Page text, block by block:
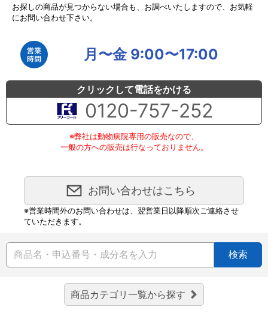
お探しの商品が見つからない場合も、お調べいたしますので、お気軽
にお問い合わせ下さい。
月〜金 9:00〜17:00
クリックして電話をかける
0120-757-252
※弊社は動物病院専用の販売なので、
一般の方への販売は行なっておりません。
お問い合わせはこちら
※営業時間外のお問い合わせは、翌営業日以降順次ご連絡させ
ていただきます。
検索
商品カテゴリ一覧から探す